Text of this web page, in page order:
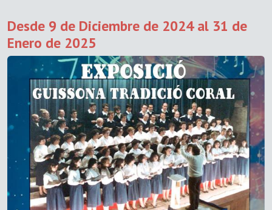
Desde 9 de Diciembre de 2024 al 31 de
Enero de 2025